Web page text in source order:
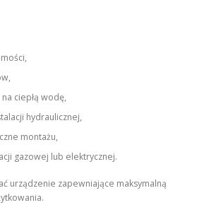
ciepłą wodę,
hydraulicznej,
montażu,
gazowej lub elektrycznej.
urządzenie zapewniające maksymalną